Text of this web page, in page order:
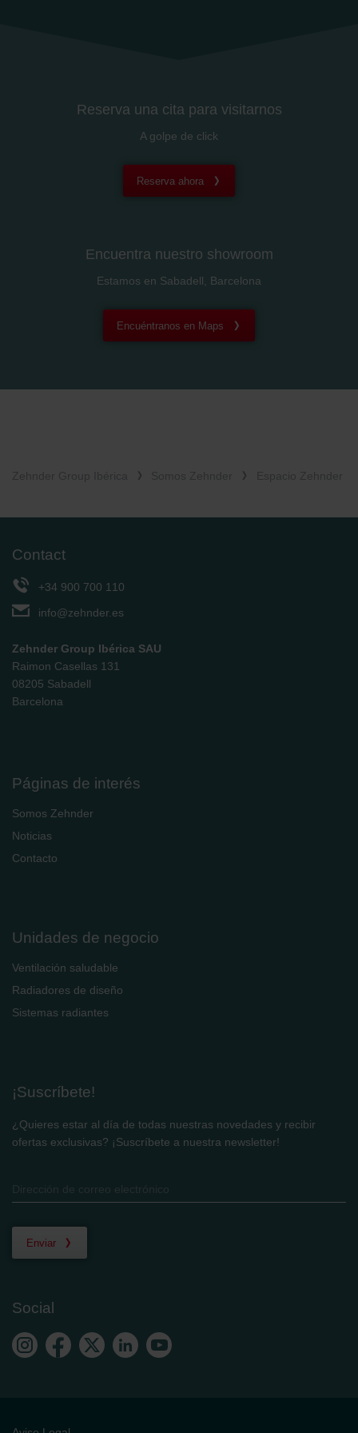
Reserva una cita para visitarnos
A golpe de click
Reserva ahora
Encuentra nuestro showroom
Estamos en Sabadell, Barcelona
Encuéntranos en Maps
Contact
+34 900 700 110
info@zehnder.es
Zehnder Group Ibérica SAU
Raimon Casellas 131
08205 Sabadell
Barcelona
Páginas de interés
Somos Zehnder
Noticias
Contacto
Unidades de negocio
Ventilación saludable
Radiadores de diseño
Sistemas radiantes
¡Suscríbete!
¿Quieres estar al día de todas nuestras novedades y recibir
ofertas exclusivas? ¡Suscríbete a nuestra newsletter!
Enviar
Social